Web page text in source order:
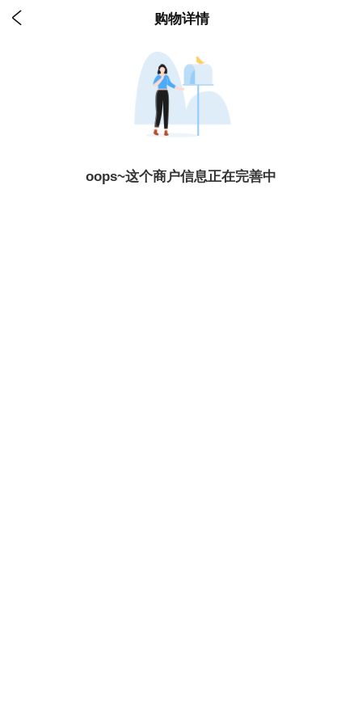
 购物详情
oops~这个商户信息正在完善中